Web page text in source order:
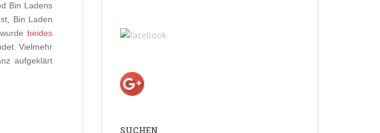
Bin Ladens
Bin Laden
beides
Vielmehr
aufgeklärt
SUCHEN